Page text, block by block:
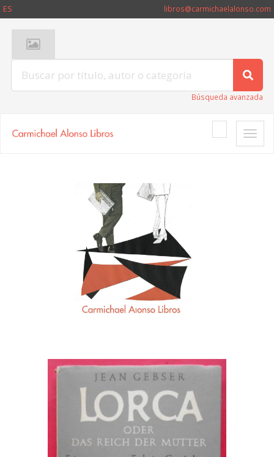
ES libros@carmichaelalonso.com
Búsqueda avanzada
Toggle